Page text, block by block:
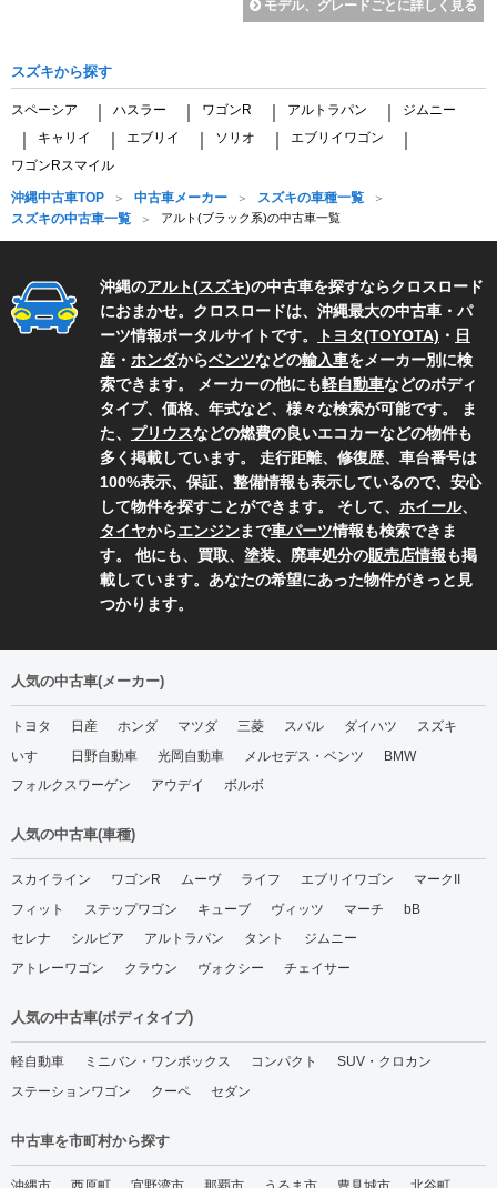
モデル、グレードごとに詳しく見る
スズキから探す
スペーシア ハスラー ワゴンR アルトラパン ジムニー
キャリイ エブリイ ソリオ エブリイワゴン
ワゴンRスマイル
沖縄中古車TOP 中古車メーカー
スズキの車種一覧
スズキの中古車一覧
アルト(ブラック系)の中古車一覧
沖縄のアルト(スズキ)の中古車を探すならクロスロード
におまかせ。クロスロードは、沖縄最大の中古車・パ
ーツ情報ポータルサイトです。
トヨタ(TOYOTA) ・ 日
産 ・ ホンダからベンツなどの輸入車をメーカー別に検
索できます。 メーカーの他にも軽自動車などのボディ
タイプ、価格、年式など、様々な検索が可能です。 ま
た、 プリウスなどの燃費の良いエコカーなどの物件も
多く掲載しています。 走行距離、修復歴、車台番号は
100%表示、保証、整備情報も表示しているので、安心
して物件を探すことができます。 そして、 ホイール、
タイヤからエンジンまで車パーツ情報も検索できま
す。 他にも、買取、塗装、廃車処分の販売店情報も掲
載しています。あなたの希望にあった物件がきっと見
つかります。
人気の中古車(メーカー)
トヨタ 日産 ホンダ マツダ 三菱 スバル ダイハツ
スズキ
いすゞ
日野自動車 光岡自動車 メルセデス・ベンツ
BMW
フォルクスワーゲン
アウデイ ボルボ
人気の中古車(車種)
スカイライン ワゴンR ムーヴ ライフ エブリイワゴン
マークII
フィット
ステップワゴン キューブ ヴィッツ マーチ
bB
セレナ
シルビア アルトラパン タント
ジムニー
アトレーワゴン
クラウン ヴォクシー チェイサー
人気の中古車(ボディタイプ)
軽自動車 ミニバン・ワンボックス コンパクト
SUV・クロカン
ステーションワゴン
クーペ セダン
中古車を市町村から探す